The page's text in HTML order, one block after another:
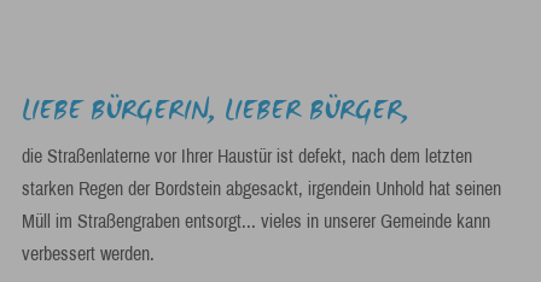
LIEBE BÜRGERIN, LIEBER BÜRGER,
die Straßenlaterne vor Ihrer Haustür ist defekt, nach dem letzten
starken Regen der Bordstein abgesackt, irgendein Unhold hat seinen
Müll im Straßengraben entsorgt... vieles in unserer Gemeinde kann
verbessert werden.